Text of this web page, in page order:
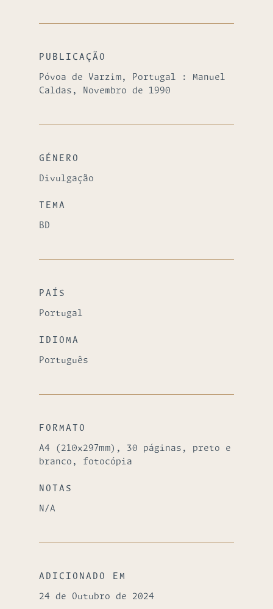
PUBLICAÇÃO
Póvoa de Varzim, Portugal : Manuel
Caldas, Novembro de 1990
GÉNERO
Divulgação
TEMA
BD
PAÍS
Portugal
IDIOMA
Português
FORMATO
A4 (210x297mm), 30 páginas, preto e
branco, fotocópia
NOTAS
N/A
ADICIONADO EM
24 de Outubro de 2024